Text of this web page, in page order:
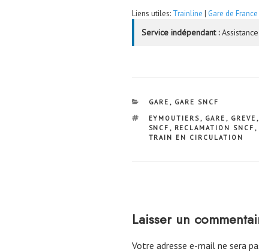
Liens utiles: Trainline | Gare de France
Service indépendant :
CATÉGORIES
GARE , GARE SNCF
ÉTIQUETTES
EYMOUTIERS, GARE , GREVE ,
SNCF , RECLAMATION SNCF ,
TRAIN EN CIRCULATION
Laisser un
Votre adresse e-mail ne sera